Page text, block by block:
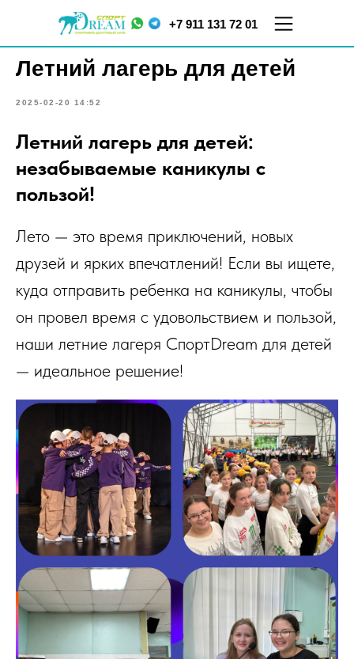
д.16, корп.2
+7 911 131 72 01
Летний лагерь для детей
2025-02-20 14:52
Летний лагерь для детей:
незабываемые каникулы с
пользой!
Лето — это время приключений, новых
друзей и ярких впечатлений! Если вы ищете,
куда отправить ребенка на каникулы, чтобы
он провел время с удовольствием и пользой,
наши летние лагеря СпортDream для детей
— идеальное решение!